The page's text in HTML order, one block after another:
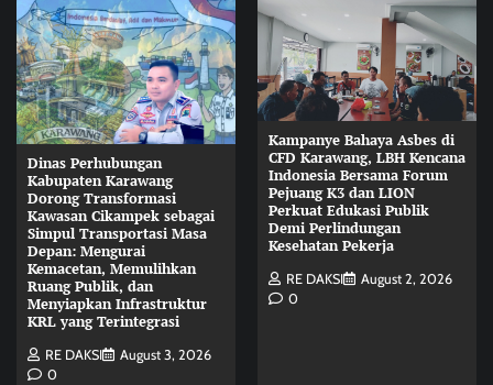
Dinas Perhubungan
Kabupaten Karawang
Dorong Transformasi
Kawasan Cikampek sebagai
Simpul Transportasi Masa
Depan: Mengurai
Kemacetan, Memulihkan
Ruang Publik, dan
Menyiapkan Infrastruktur
KRL yang Terintegrasi
RE DAKSI
August 3, 2026
0
Kampanye Bahaya Asbes di
CFD Karawang, LBH Kencana
Indonesia Bersama Forum
Pejuang K3 dan LION
Perkuat Edukasi Publik
Demi Perlindungan
Kesehatan Pekerja
RE DAKSI
August 2, 2026
0